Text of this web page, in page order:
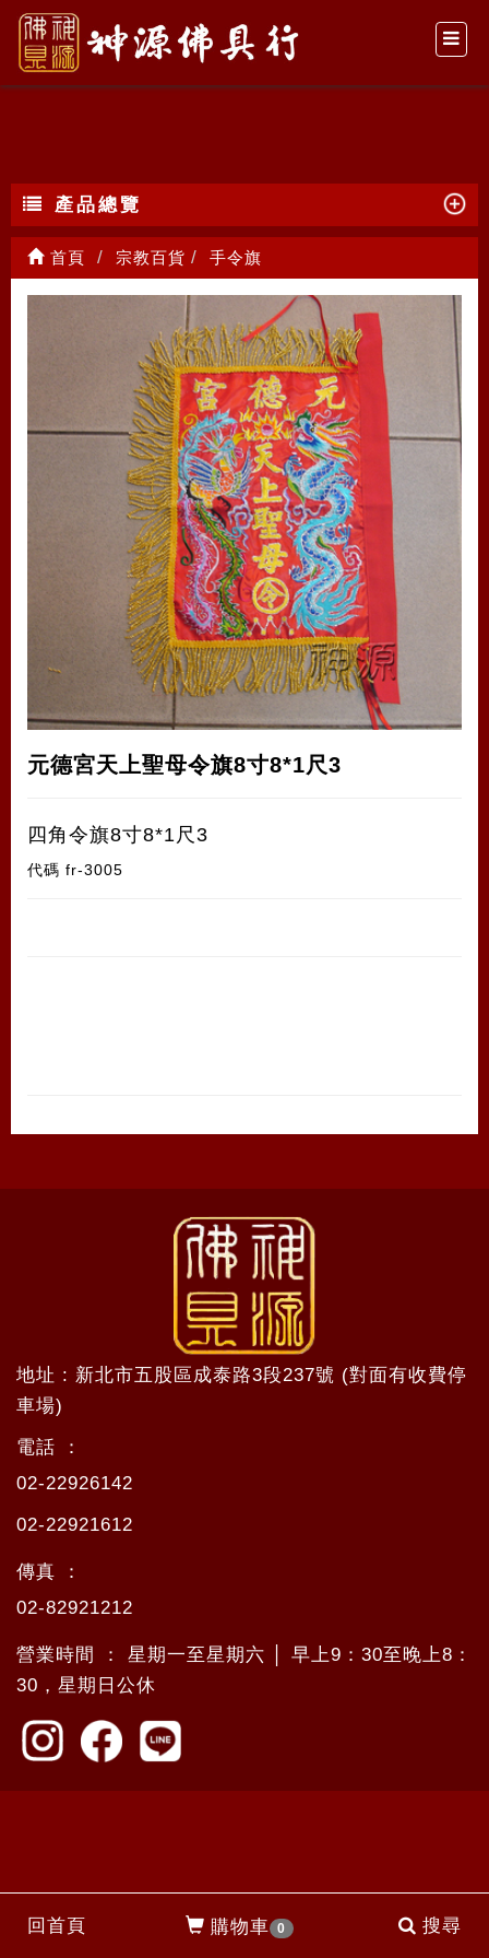
回首頁 購物車 0 搜尋
手令旗
產品總覽
首頁 宗教百貨 手令旗
元德宮天上聖母令旗8寸8*1尺3
四角令旗8寸8*1尺3
代碼 fr-3005
地址 : 新北市五股區成泰路3段237號 (對面有收費停
車場)
電話 ：
02-22926142
02-22921612
傳真 ：
02-82921212
營業時間 ： 星期一至星期六 │ 早上9：30至晚上8：
30，星期日公休